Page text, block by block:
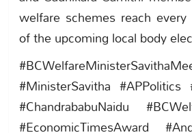
welfare schemes reach
of the upcoming local body
#MinisterSavitha #APPolitics
#ChandrababuNaidu
#EconomicTimesAward